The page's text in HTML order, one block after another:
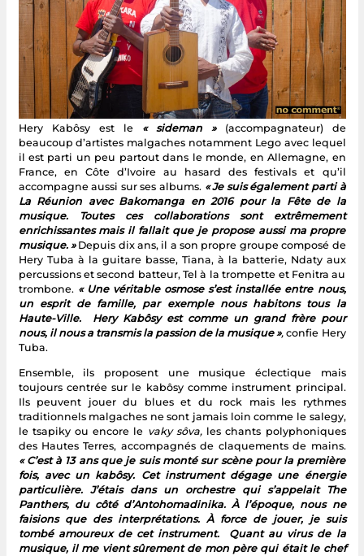
Hery Kabôsy est le « sideman »(accompagnateur) de
beaucoup d’artistes malgaches notamment Lego avec lequel
il est parti un peu partout dans le monde, en Allemagne, en
France, en Côte d’Ivoire au hasard des festivals et qu’il
accompagne aussi sur ses albums. « Je suis également parti à
La Réunion avec Bakomanga en 2016 pour la Fête de la
musique. Toutes ces collaborations sont extrêmement
enrichissantes mais il fallait que je propose aussi ma propre
musique. »Depuis dix ans, il a son propre groupe composé de
Hery Tuba à la guitare basse, Tiana, à la batterie, Ndaty aux
percussions et second batteur, Tel à la trompette et Fenitra au
trombone. « Une véritable osmose s’est installée entre nous,
un esprit de famille, par exemple nous habitons tous la
Haute-Ville. Hery Kabôsy est comme un grand frère pour
nous, il nous a transmis la passion de la musique », confie Hery
Tuba.
Ensemble, ils proposent une musique éclectique mais
toujours centrée sur le kabôsy comme instrument principal.
Ils peuvent jouer du blues et du rock mais les rythmes
traditionnels malgaches ne sont jamais loin comme le salegy,
le tsapiky ou encore le vaky sôva, les chants polyphoniques
des Hautes Terres, accompagnés de claquements de mains.
« C’est à 13 ans que je suis monté sur scène pour la première
fois, avec un kabôsy. Cet instrument dégage une énergie
particulière. J’étais dans un orchestre qui s’appelait The
Panthers, du côté d’Antohomadinika. À l’époque, nous ne
faisions que des interprétations. À force de jouer, je suis
tombé amoureux de cet instrument. Quant au virus de la
musique, il me vient sûrement de mon père qui était le chef